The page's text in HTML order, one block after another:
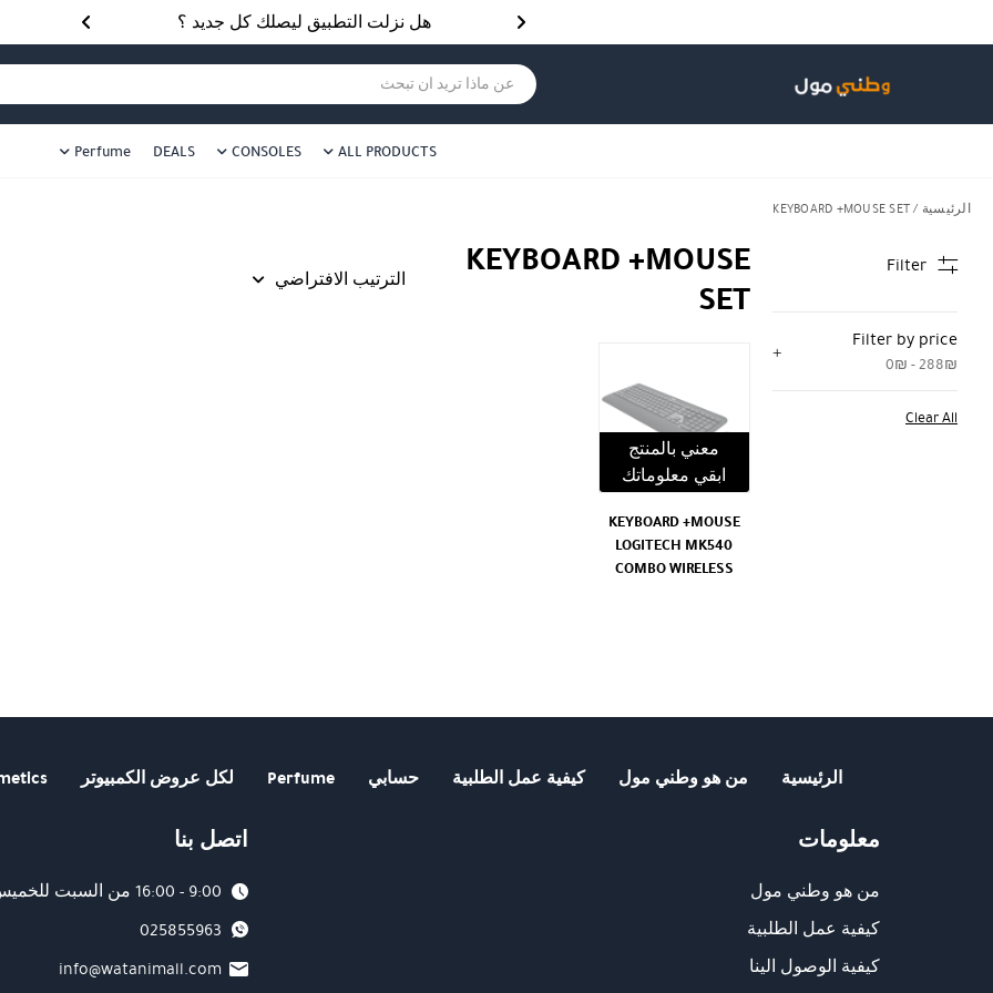
هل نزلت التطبيق ليصلك كل جديد ؟
عن ماذا تريد ان تبحث
ALL PRODUCTS
CONSOLES
DEALS
Perfume
الرئيسية / KEYBOARD +MOUSE SET
Filter
Filter by price
0₪ - 288₪
Clear All
KEYBOARD +MOUSE
SET
الترتيب الافتراضي
معني بالمنتج
ابقي معلوماتك
KEYBOARD +MOUSE
LOGITECH MK540
COMBO WIRELESS
الرئيسية من هو وطني مول كيفية عمل الطلبية حسابي Perfume لكل عروض الكمبيوتر
معلومات
من هو وطني مول
كيفية عمل الطلبية
كيفية الوصول الينا
اتصل بنا
9:00 - 16:00 من السبت للخميس
025855963
info@watanimall.com